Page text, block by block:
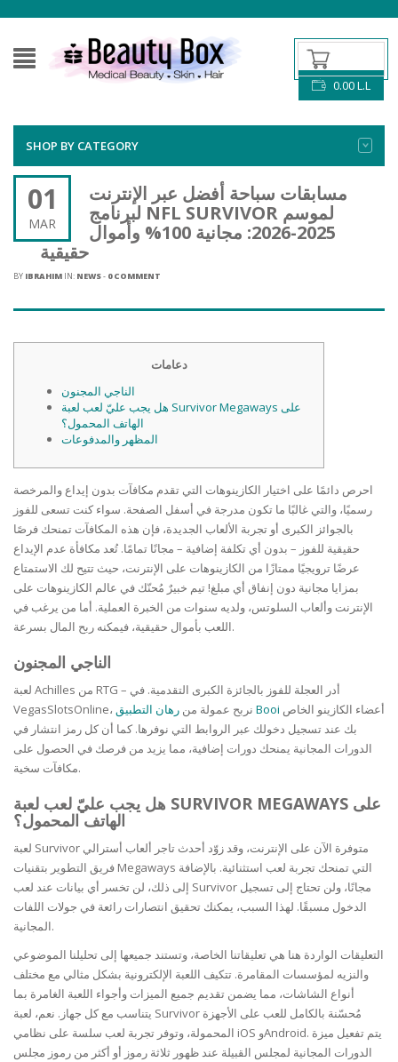
0.00L.L
SHOP BY CATEGORY
01
MAR
مسابقات سباحة أفضل عبر الإنترنت
لبرنامج NFL SURVIVOR لموسم
2025-2026: مجانية 100% وأموال
حقيقية
BY IBRAHIM IN: NEWS- 0 COMMENT
دعامات
الناجي المجنون
هل يجب عليّ لعب لعبة Survivor Megaways على
الهاتف المحمول؟
المظهر والمدفوعات
احرص دائمًا على اختيار الكازينوهات التي تقدم مكافآت بدون إيداع والمرخصة
رسميًا، والتي غالبًا ما تكون مدرجة في أسفل الصفحة. سواء كنت تسعى للفوز
بالجوائز الكبرى أو تجربة الألعاب الجديدة، فإن هذه المكافآت تمنحك فرصًا
حقيقية للفوز – بدون أي تكلفة إضافية – مجانًا تمامًا. تُعد مكافأة عدم الإيداع
عرضًا ترويجيًا ممتازًا من الكازينوهات على الإنترنت، حيث تتيح لك الاستمتاع
بمزايا مجانية دون إنفاق أي مبلغ! تيم خبيرٌ مُحنّك في عالم الكازينوهات على
الإنترنت وألعاب السلوتس، ولديه سنوات من الخبرة العملية. أما من يرغب في
اللعب بأموال حقيقية، فيمكنه ربح المال بسرعة.
الناجي المجنون
لعبة Achilles من RTG – أدر العجلة للفوز بالجائزة الكبرى التقدمية. في
VegasSlotsOnline، نربح عمولة من رهان التطبيق Booi
بك عند تسجيل دخولك عبر الروابط التي نوفرها. كما أن كل رمز انتشار في
الدورات المجانية يمنحك دورات إضافية، مما يزيد من فرصك في الحصول على
مكافآت سخية.
هل يجب عليّ لعب لعبة SURVIVOR MEGAWAYS على
الهاتف المحمول؟
لعبة Survivor متوفرة الآن على الإنترنت، وقد زوّد أحدث تاجر ألعاب أسترالي
فريق التطوير بتقنيات Megaways التي تمنحك تجربة لعب استثنائية. بالإضافة
إلى ذلك، لن تخسر أي بيانات عند لعب Survivor مجانًا، ولن تحتاج إلى تسجيل
الدخول مسبقًا. لهذا السبب، يمكنك تحقيق انتصارات رائعة في جولات اللفات
المجانية.
التعليقات الواردة هنا هي تعليقاتنا الخاصة، وتستند جميعها إلى تحليلنا الموضوعي
والنزيه لمؤسسات المقامرة. تتكيف اللعبة الإلكترونية بشكل مثالي مع مختلف
أنواع الشاشات، مما يضمن تقديم جميع الميزات وأجواء اللعبة الغامرة بما
يتناسب مع كل جهاز. نعم، لعبة Survivor مُحسّنة بالكامل للعب على الأجهزة
المحمولة، وتوفر تجربة لعب سلسة على نظامي iOS وAndroid. يتم تفعيل ميزة
الدورات المجانية لمجلس القبيلة عند ظهور ثلاثة رموز أو أكثر من رموز مجلس